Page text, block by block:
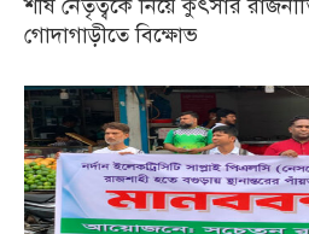
শীর্ষ নেতৃত্বকে নিয়ে কুৎসার
গোদাগাড়ীতে বিক্ষোভ